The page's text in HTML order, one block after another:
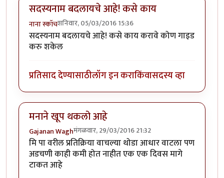
सदस्यनाम बदलायचे आहे! कसे काय
नाना स्कॉचशनिवार, 05/03/2016 15:36
सदस्यनाम बदलायचे आहे! कसे काय करावे कोण गाइड
करु शकेल
प्रतिसाद देण्यासाठीलॉग इन कराकिंवासदस्य व्हा
मनाने खूप थकलो आहे
Gajanan Waghमंगळवार, 29/03/2016 21:32
मि पा वरील प्रतिक्रिया वाचल्या थोडा आधार वाटला पण
अडचणी काही कमी होत नाहीत एक एक दिवस मागे
टाकत आहे